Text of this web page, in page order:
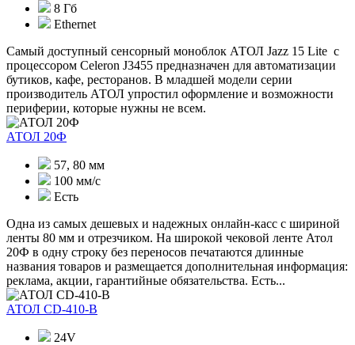
8 Гб
Ethernet
Самый доступный сенсорный моноблок АТОЛ Jazz 15 Lite с
процессором Celeron J3455 предназначен для автоматизации
бутиков, кафе, ресторанов. В младшей модели серии
производитель АТОЛ упростил оформление и возможности
периферии, которые нужны не всем.
АТОЛ 20Ф
57, 80 мм
100 мм/c
Есть
Одна из самых дешевых и надежных онлайн-касс с шириной
ленты 80 мм и отрезчиком. На широкой чековой ленте Атол
20Ф в одну строку без переносов печатаются длинные
названия товаров и размещается дополнительная информация:
реклама, акции, гарантийные обязательства. Есть...
АТОЛ CD-410-В
24V